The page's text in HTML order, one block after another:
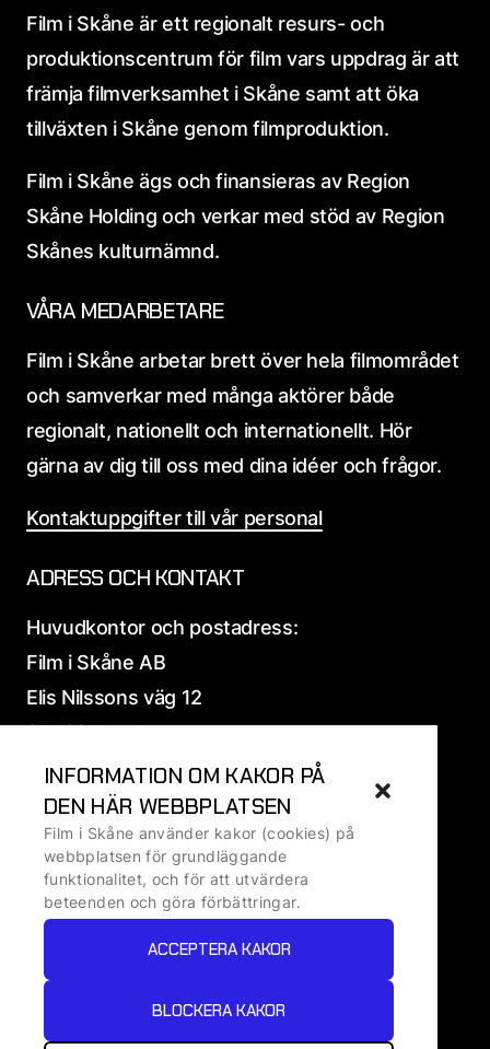
INFORMATION OM KAKOR PÅ
DEN HÄR WEBBPLATSEN
Film i Skåne använder kakor (cookies) på
webbplatsen för grundläggande
funktionalitet, och för att utvärdera
beteenden och göra förbättringar.
ACCEPTERA KAKOR
BLOCKERA KAKOR
Film i Skåne är ett regionalt resurs- och
produktionscentrum för film vars uppdrag är att
främja filmverksamhet i Skåne samt att öka
tillväxten i Skåne genom filmproduktion.
Film i Skåne ägs och finansieras av Region
Skåne Holding och verkar med stöd av Region
Skånes kulturnämnd.
VÅRA MEDARBETARE
Film i Skåne arbetar brett över hela filmområdet
och samverkar med många aktörer både
regionalt, nationellt och internationellt. Hör
gärna av dig till oss med dina idéer och frågor.
Kontaktuppgifter till vår personal
ADRESS OCH KONTAKT
Huvudkontor och postadress:
Film i Skåne AB
Elis Nilssons väg 12
271 39 Ystad
Allaadress och fakturauppgifter
Ansvarig utgivare: Ralf Ivarsson, VD
Om kakor
Om personuppgifter